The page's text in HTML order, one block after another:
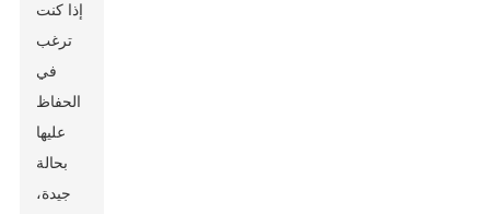
إذا كنت
ترغب
في
الحفاظ
عليها
بحالة
جيدة،